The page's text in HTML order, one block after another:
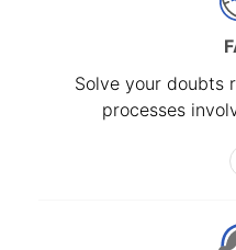
Solve your doubts
processes